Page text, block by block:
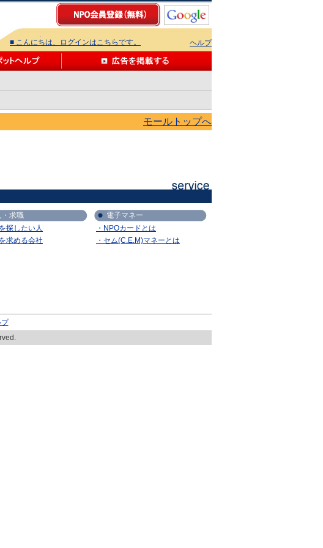
ヘルプ
■ こんにちは、ログインはこちらです。
モールトップへ
・求職
探したい人
求める会社
電子マネー
・NPOカードとは
・セム(C.E.M)マネーとは